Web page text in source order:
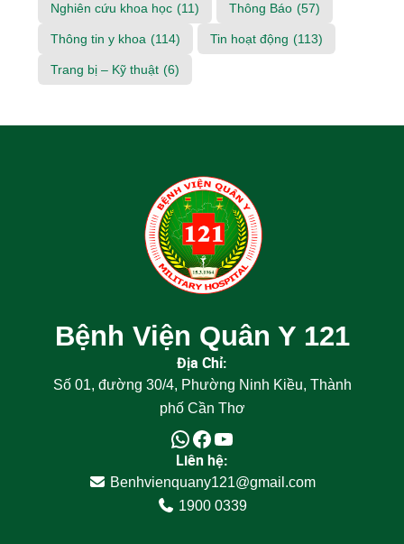
Nghiên cứu khoa học (11) Thông Báo (57)
Thông tin y khoa (114) Tin hoạt động (113)
Trang bị – Kỹ thuật (6)
Bệnh Viện Quân Y 121
Địa Chỉ:
Số 01, đường 30/4, Phường Ninh Kiều, Thành
phố Cần Thơ
Liên hệ:
Benhvienquany121@gmail.com
1900 0339